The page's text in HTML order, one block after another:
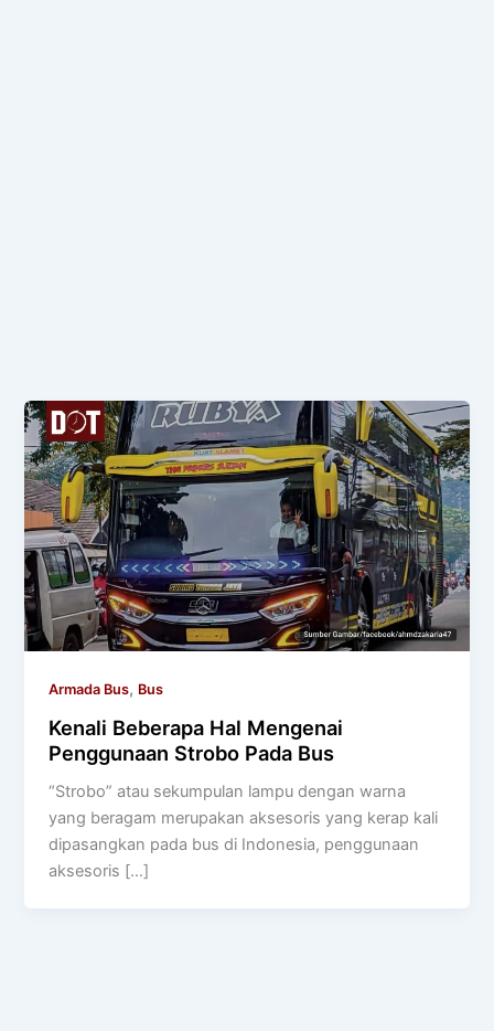
Armada Bus, Bus
Kenali Beberapa Hal Mengenai
Penggunaan Strobo Pada Bus
“Strobo” atau sekumpulan lampu dengan warna
yang beragam merupakan aksesoris yang kerap kali
dipasangkan pada bus di Indonesia, penggunaan
aksesoris […]